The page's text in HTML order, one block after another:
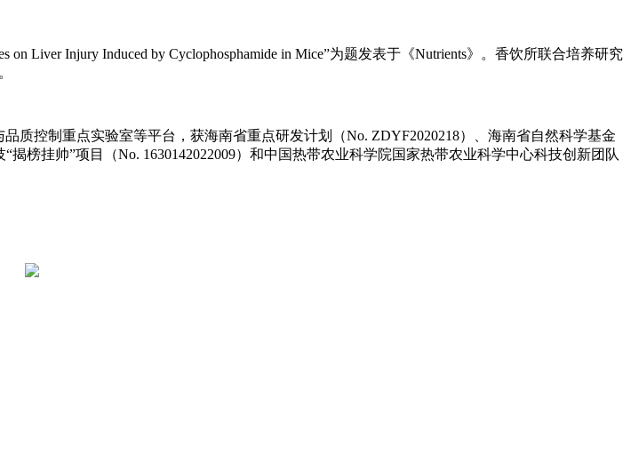
on Liver Injury Induced by Cyclophosphamide in Mice”为题发表于《Nutrients》。香饮所联合培养研究
控制重点实验室等平台，获海南省重点研发计划（No. ZDYF2020218）、海南省自然科学基金
榜挂帅”项目（No. 1630142022009）和中国热带农业科学院国家热带农业科学中心科技创新团队